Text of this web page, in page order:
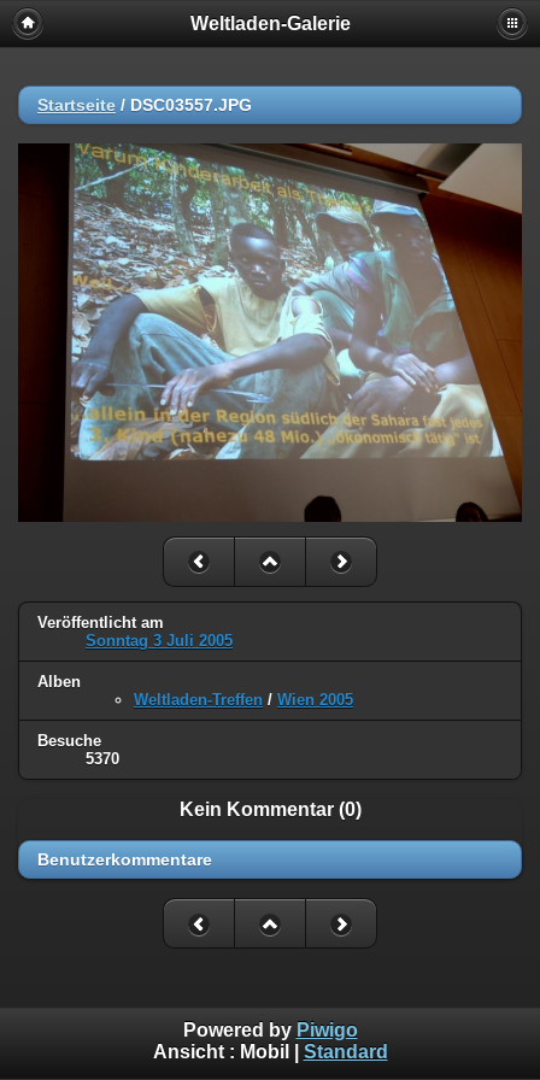
Weltladen-Galerie
Startseite / DSC03557.JPG
Veröffentlicht am
Sonntag 3 Juli 2005
Alben
Weltladen-Treffen / Wien 2005
Besuche
5370
Kein Kommentar (0)
Benutzerkommentare
Powered by Piwigo
Ansicht : Mobil Standard